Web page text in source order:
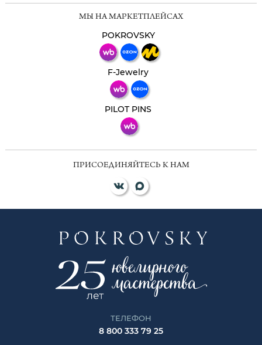
МЫ НА МАРКЕТПЛЕЙСАХ
POKROVSKY
F-Jewelry
PILOT PINS
ПРИСОЕДИНЯЙТЕСЬ К НАМ
ТЕЛЕФОН
8 800 333 79 25